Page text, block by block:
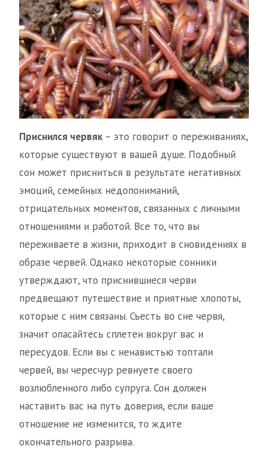
Приснился червяк – это говорит о переживаниях,
которые существуют в вашей душе. Подобный
сон может присниться в результате негативных
эмоций, семейных недопониманий,
отрицательных моментов, связанных с личными
отношениями и работой. Все то, что вы
переживаете в жизни, приходит в сновидениях в
образе червей. Однако некоторые сонники
утверждают, что приснившиеся черви
предвещают путешествие и приятные хлопоты,
которые с ним связаны. Съесть во сне червя,
значит опасайтесь сплетен вокруг вас и
пересудов. Если вы с ненавистью топтали
червей, вы чересчур ревнуете своего
возлюбленного либо супруга. Сон должен
наставить вас на путь доверия, если ваше
отношение не изменится, то ждите
окончательного разрыва.